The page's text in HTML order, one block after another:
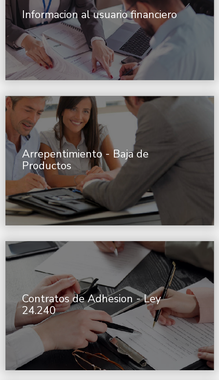
Informacion al usuario financiero
Arrepentimiento - Baja de
Productos
Contratos de Adhesion - Ley
24.240